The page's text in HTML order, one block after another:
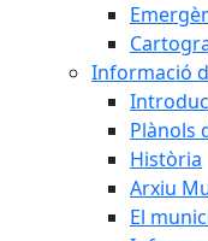
Informació
Plànols
Història
Arxiu
El